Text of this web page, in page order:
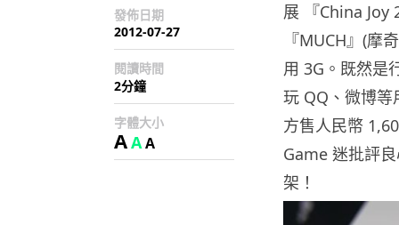
發佈日期
2012-07-27
閱讀時間
2分鐘
字體大小
AAA
展 『China Joy
『MUCH』(摩
用 3G。既然是
玩 QQ、微博等
方售人民幣
Game 迷批評
架！